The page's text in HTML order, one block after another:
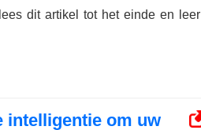
dit artikel tot het einde en leer
intelligentie om uw